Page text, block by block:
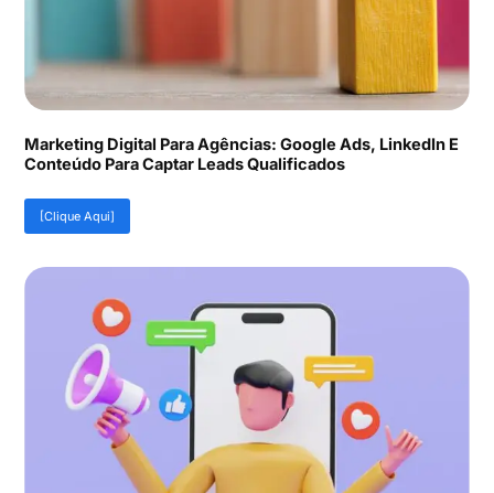
Marketing Digital Para Agências: Google Ads, LinkedIn E
Conteúdo Para Captar Leads Qualificados
[Clique Aqui]